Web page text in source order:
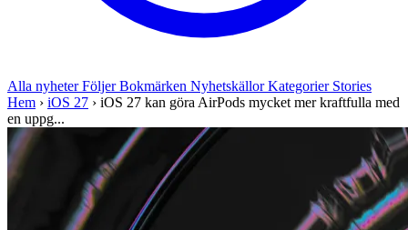
Alla nyheterFöljerBokmärken NyhetskällorKategorier Stories
Hem › iOS 27 › iOS 27 kan göra AirPods mycket mer kraftfulla med
en uppg...